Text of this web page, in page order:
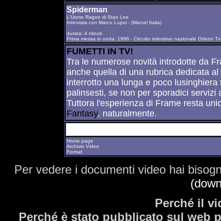
Spiderman
L'Uomo Ragno di Stan Lee
Intervista con Marco Lupoi - (Marvel Italia)
durata: 4 minuti
Prima messa in onda: 1996 - Circuito televisivo nazionale Odeon Tv
FUMETTI IN TV!
Tra le numerose novità introdotte da
anche quella di una rubrica dedicata
interrotto una lunga e poco
palinsesti, se non per sporadici servizi
Tuttora l'esperienza di Frame resta
Fantasy, naturalmente.
Home page
Archivio Video
Format
Per vedere i documenti video hai
Perché il
Perché è stato pubblicato sul web